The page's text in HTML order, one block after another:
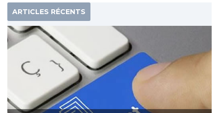
ARTICLES RÉCENTS